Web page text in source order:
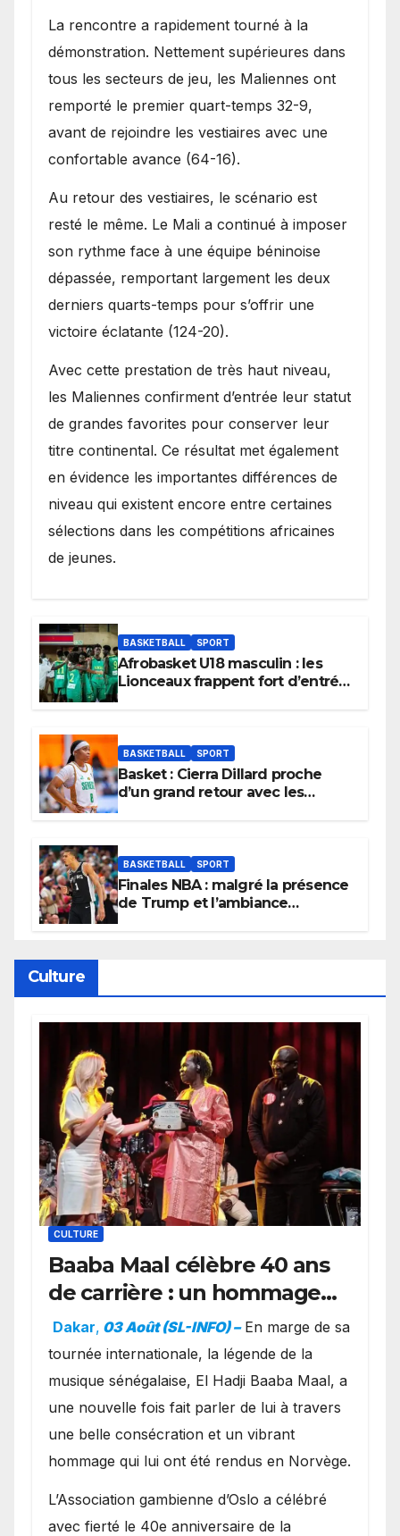
La rencontre a rapidement tourné à la
démonstration. Nettement supérieures dans
tous les secteurs de jeu, les Maliennes ont
remporté le premier quart-temps 32-9,
avant de rejoindre les vestiaires avec une
confortable avance (64-16).
Au retour des vestiaires, le scénario est
resté le même. Le Mali a continué à imposer
son rythme face à une équipe béninoise
dépassée, remportant largement les deux
derniers quarts-temps pour s’offrir une
victoire éclatante (124-20).
Avec cette prestation de très haut niveau,
les Maliennes confirment d’entrée leur statut
de grandes favorites pour conserver leur
titre continental. Ce résultat met également
en évidence les importantes différences de
niveau qui existent encore entre certaines
sélections dans les compétitions africaines
de jeunes.
BASKETBALL SPORT
Afrobasket U18 masculin : les
Lionceaux frappent fort d’entrée
BASKETBALL SPORT
Basket : Cierra Dillard proche
d’un grand retour avec les
BASKETBALL SPORT
Finales NBA : malgré la présence
de Trump et l’ambiance
Culture
CULTURE
Baaba Maal célèbre 40 ans
de carrière : un hommage
exceptionnel à Oslo en
présence de la famille
royale.
Dakar, 03 Août (SL-INFO) – ​En marge de sa
tournée internationale, la légende de la
musique sénégalaise, El Hadji Baaba Maal, a
une nouvelle fois fait parler de lui à travers
une belle consécration et un vibrant
hommage qui lui ont été rendus en Norvège.
​L’Association gambienne d’Oslo a célébré
avec fierté le 40e anniversaire de la